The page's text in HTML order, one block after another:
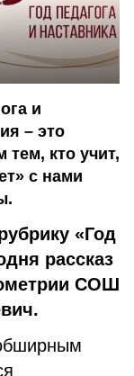
и
– это
тем, кто учит,
с нами
«Год
рассказ
СОШ